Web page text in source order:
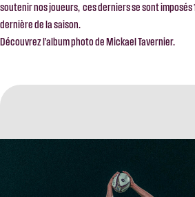
soutenir nos joueurs, ces derniers se sont imposés
dernière de la saison.
Découvrez l’album photo de Mickael Tavernier.